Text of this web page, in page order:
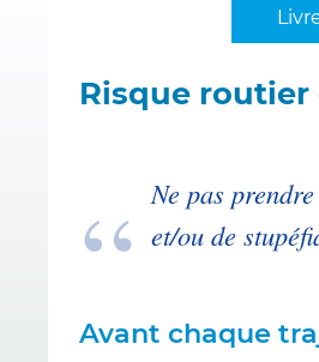
Risque routier
Ne pas
et/ou de
Avant chaque